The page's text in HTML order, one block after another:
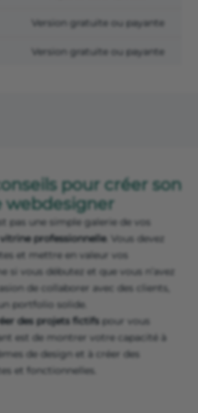
Version gratuite ou payante
Version gratuite ou payante
pour créer son
webdesigner
pas une simple galerie de vos
vitrine professionnelle. Vous devez
et mettre en valeur vos
si vous débutez et que vous n’avez
de collaborer avec des clients,
portfolio solide.
des projets fictifs pour vous
est de montrer votre capacité à
de design et à créer des
et fonctionnelles.